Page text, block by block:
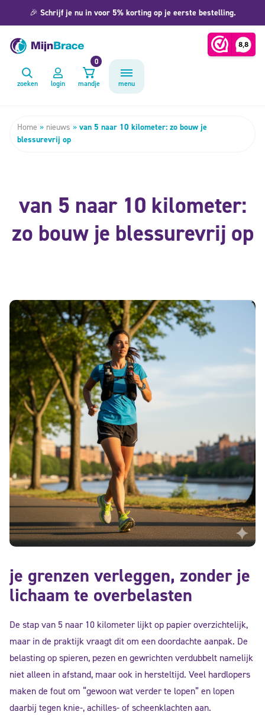
🎉 Schrijf je nu in voor 5% korting op je eerste bestelling.
zoeken login mandje
0
menu
Home » nieuws » van 5 naar 10 kilometer: zo bouw je
blessurevrij op
van 5 naar 10 kilometer:
zo bouw je blessurevrij op
je grenzen verleggen, zonder je
lichaam te overbelasten
De stap van 5 naar 10 kilometer lijkt op papier overzichtelijk,
maar in de praktijk vraagt dit om een doordachte aanpak. De
belasting op spieren, pezen en gewrichten verdubbelt namelijk
niet alleen in afstand, maar ook in hersteltijd. Veel hardlopers
maken de fout om “gewoon wat verder te lopen” en lopen
daarbij tegen knie-, achilles- of scheenklachten aan.